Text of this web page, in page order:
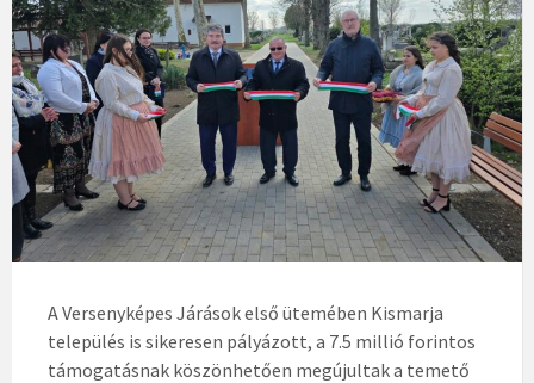
A Versenyképes Járások első ütemében Kismarja
település is sikeresen pályázott, a 7.5 millió forintos
támogatásnak köszönhetően megújultak a temető